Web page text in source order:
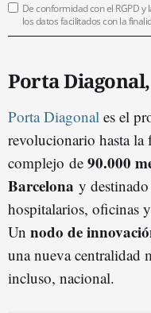
De conformidad con el RGPD y
los datos facilitados con la
Porta
Porta Diagonal es el
revolucionario hasta la
complejo de 90.000
Barcelona y
hospitalarios, oficinas
Un nodo de
una nueva centralidad
incluso, nacional.